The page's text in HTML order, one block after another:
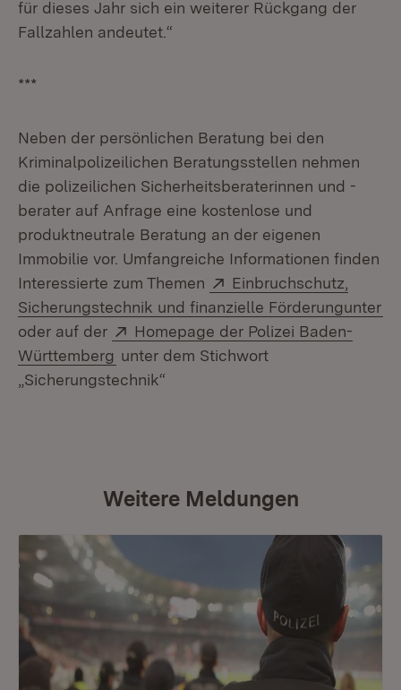
für dieses Jahr sich ein weiterer Rückgang der
Fallzahlen andeutet.“
***
Neben der persönlichen Beratung bei den
Kriminalpolizeilichen Beratungsstellen nehmen
die polizeilichen Sicherheitsberaterinnen und -
berater auf Anfrage eine kostenlose und
produktneutrale Beratung an der eigenen
Immobilie vor. Umfangreiche Informationen finden
Interessierte zum Themen
Extern:
Einbruchschutz,
Sicherungstechnik und finanzielle Förderungunter
oder auf der
Extern:
Homepage der Polizei Baden-
Württemberg (Öffnet in neuem Fenster)
unter dem Stichwort
„Sicherungstechnik“
Weitere Meldungen